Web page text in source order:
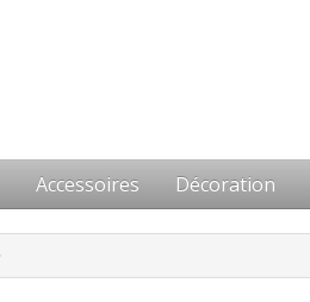
Accessoires Décoration